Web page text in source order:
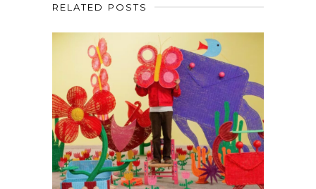
RELATED POSTS